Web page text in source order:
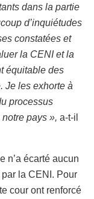
dans la partie
d’inquiétudes
constatées et
la CENI et la
équitable des
Je les exhorte à
processus
pays », a-t-il
n’a écarté aucun
la CENI. Pour
cour ont renforcé